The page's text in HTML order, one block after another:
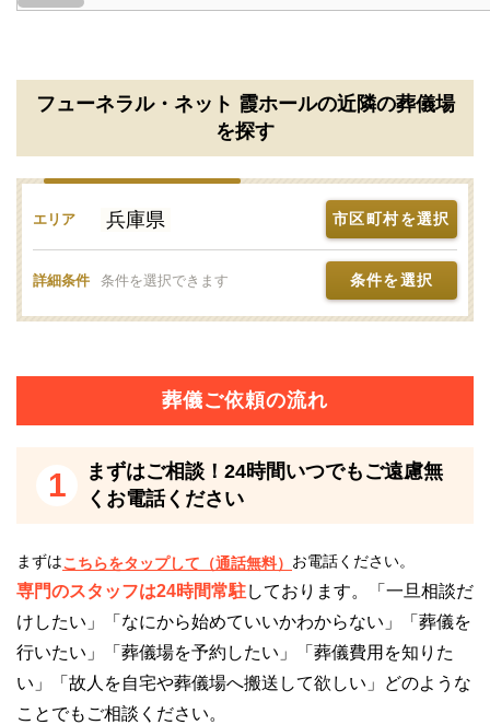
自由で柔軟な発想のお葬式で故人を見送れます。
添った提案をいたします。
無理なオプションを押し付けることがなく、シンプル
バリアフリーに対応しているので、どなたでも
安心です
フューネラル・ネット 霞ホールは、バリアフリー対
応しているので、どなたにも安心してご利用いただけ
近年、バリアフリーに対する配慮の有無は、高齢者や
フューネラル・ネット 霞ホールは、館内は各部屋と
椅子での移動にも支障がありません。
ホール全体が、小さなお子様連れの方も含めて、全世
代にやさしい空間になっています。
宗旨、宗派を問わず対応しています
フューネラル・ネット 霞ホールの近隣の葬儀場
を探す
エリア 兵庫県 市区町村を選択
詳細条件 条件を選択できます 条件を選択
葬儀ご依頼の流れ
1
まずはご相談！24時間いつでもご遠慮無
くお電話ください
まずはこちらをタップして（通話無料） お電話ください。
専門のスタッフは24時間常駐しております。「一旦相談だ
けしたい」「なにから始めていいかわからない」「葬儀を
行いたい」「葬儀場を予約したい」「葬儀費用を知りた
い」「故人を自宅や葬儀場へ搬送して欲しい」どのような
ことでもご相談ください。